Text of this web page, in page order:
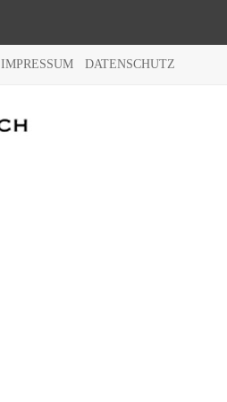
IMPRESSUM DATENSCHUTZ